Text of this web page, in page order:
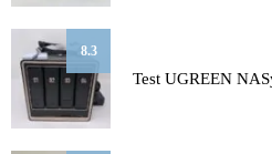
8.3
Test UGREEN